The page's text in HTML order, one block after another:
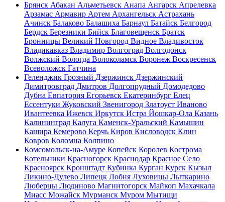
Брянск Абакан Альметьевск Анапа Ангарск Апрелевка
Арзамас Армавир Артем Архангельск Астрахань
Ачинск Балаково Балашиха Барнаул Батайск Белгород
Бердск Березники Бийск Благовещенск Братск
Бронницы Великий Новгород Видное Владивосток
Владикавказ Владимир Волгоград Волгодонск
Волжский Вологда Волоколамск Воронеж Воскресенск
Всеволожск Гатчина
Геленджик Грозный Дзержинск Дзержинский
Димитровград Дмитров Долгопрудный Домодедово
Дубна Евпатория Егорьевск Екатеринбург Елец
Ессентуки Жуковский Звенигород Златоуст Иваново
Ивантеевка Ижевск Иркутск Истра Йошкар-Ола Казань
Калининград Калуга Каменск-Уральский Камышин
Кашира Кемерово Керчь Киров Кисловодск Клин
Ковров Коломна Колпино
Комсомольск-на-Амуре Копейск Королев Кострома
Котельники Красногорск Краснодар Красное Село
Красноярск Кронштадт Кубинка Курган Курск Кызыл
Ликино-Дулево Липецк Лобня Луховицы Лыткарино
Люберцы Людиново Магнитогорск Майкоп Махачкала
Миасс Можайск Мурманск Муром Мытищи